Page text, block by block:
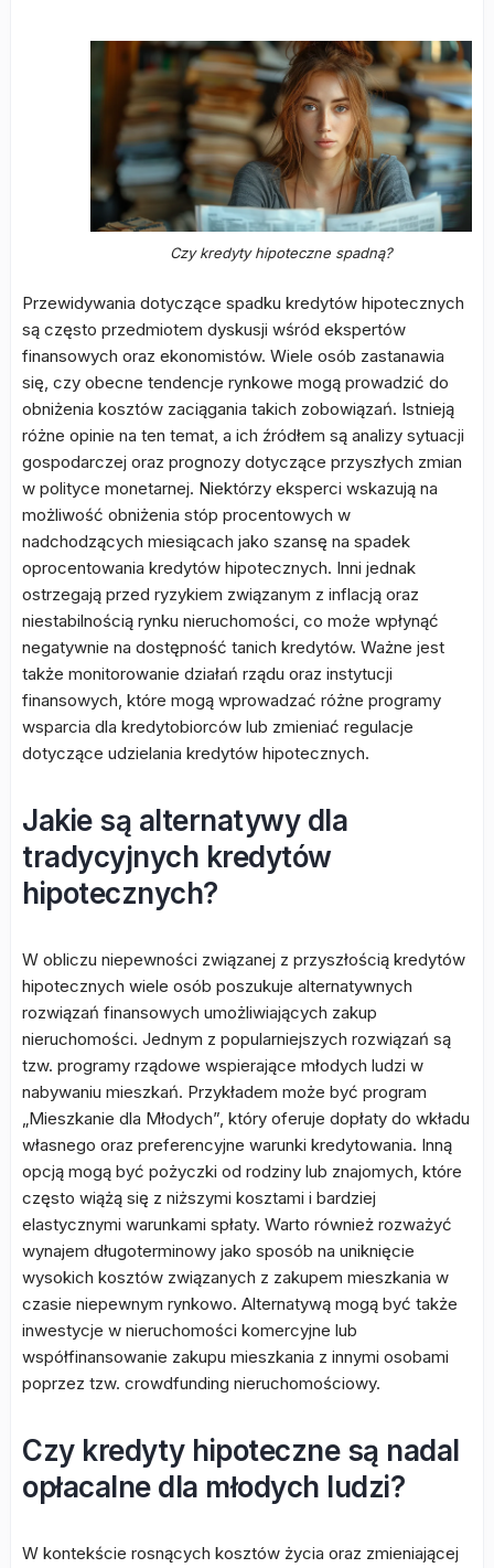
Czy kredyty hipoteczne spadną?
Przewidywania dotyczące spadku kredytów hipotecznych
są często przedmiotem dyskusji wśród ekspertów
finansowych oraz ekonomistów. Wiele osób zastanawia
się, czy obecne tendencje rynkowe mogą prowadzić do
obniżenia kosztów zaciągania takich zobowiązań. Istnieją
różne opinie na ten temat, a ich źródłem są analizy sytuacji
gospodarczej oraz prognozy dotyczące przyszłych zmian
w polityce monetarnej. Niektórzy eksperci wskazują na
możliwość obniżenia stóp procentowych w
nadchodzących miesiącach jako szansę na spadek
oprocentowania kredytów hipotecznych. Inni jednak
ostrzegają przed ryzykiem związanym z inflacją oraz
niestabilnością rynku nieruchomości, co może wpłynąć
negatywnie na dostępność tanich kredytów. Ważne jest
także monitorowanie działań rządu oraz instytucji
finansowych, które mogą wprowadzać różne programy
wsparcia dla kredytobiorców lub zmieniać regulacje
dotyczące udzielania kredytów hipotecznych.
Jakie są alternatywy dla
tradycyjnych kredytów
hipotecznych?
W obliczu niepewności związanej z przyszłością kredytów
hipotecznych wiele osób poszukuje alternatywnych
rozwiązań finansowych umożliwiających zakup
nieruchomości. Jednym z popularniejszych rozwiązań są
tzw. programy rządowe wspierające młodych ludzi w
nabywaniu mieszkań. Przykładem może być program
„Mieszkanie dla Młodych”, który oferuje dopłaty do wkładu
własnego oraz preferencyjne warunki kredytowania. Inną
opcją mogą być pożyczki od rodziny lub znajomych, które
często wiążą się z niższymi kosztami i bardziej
elastycznymi warunkami spłaty. Warto również rozważyć
wynajem długoterminowy jako sposób na uniknięcie
wysokich kosztów związanych z zakupem mieszkania w
czasie niepewnym rynkowo. Alternatywą mogą być także
inwestycje w nieruchomości komercyjne lub
współfinansowanie zakupu mieszkania z innymi osobami
poprzez tzw. crowdfunding nieruchomościowy.
Czy kredyty hipoteczne są nadal
opłacalne dla młodych ludzi?
W kontekście rosnących kosztów życia oraz zmieniającej